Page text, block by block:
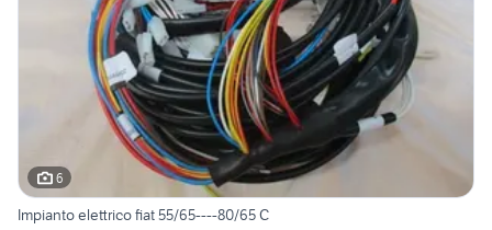
6
Impianto elettrico fiat 55/65----80/65 C